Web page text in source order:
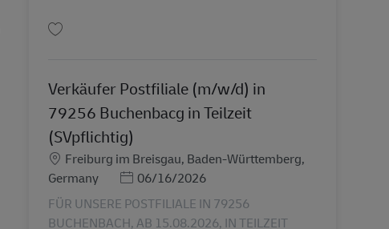
Verkäufer Postfiliale (m/w/d) in
79256 Buchenbacg in Teilzeit
(SVpflichtig)
Miesto
Freiburg im Breisgau, Baden-Württemberg,
Germany
Posted Date
06/16/2026
FÜR UNSERE POSTFILIALE IN 79256
BUCHENBACH, AB 15.08.2026, IN TEILZEIT